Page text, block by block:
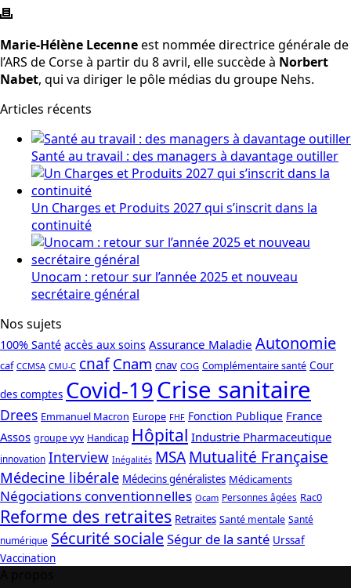
Marie-Hélène Lecenneest nommée directrice générale de
l’ARS de Corse à partir du 8 avril, elle succède à Norbert
Nabet, qui va diriger le pôle médias du groupe Nehs.
Articles récents
Santé au travail : des managers à davantage outiller
Un Charges et Produits 2027 qui s’inscrit dans la
continuité
Unocam : retour sur l’année 2025 et nouveau
secrétaire général
Nos sujets
100% Santé accès aux soins Assurance Maladie Autonomie
caf CCMSA CMU-C cnaf Cnam cnav COG Complémentaire santé Cour
des comptes Covid-19Crise sanitaire
Drees Emmanuel Macron Europe FHF Fonction Publique France
Assos groupe vyv Handicap Hôpital Industrie Pharmaceutique
innovation Interview Inégalités MSAMutualité Française
Médecine libérale Médecins généralistes Médicaments
Négociations conventionnelles Ocam Personnes âgées Rac0
Reforme des retraites Retraites Santé mentale Santé
numérique Sécurité socialeSégur de la santé Urssaf
Vaccination